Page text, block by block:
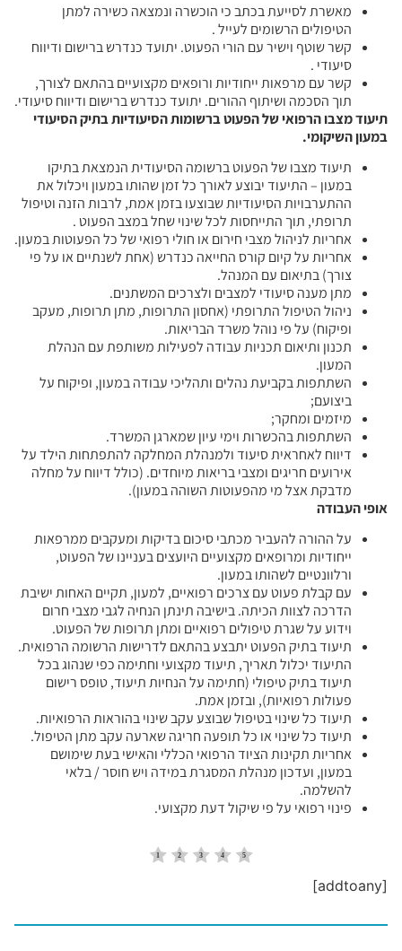
מאשרת לסייעת בכתב כי הוכשרה ונמצאה כשירה למתן
הטיפולים הרשומים לעייל .
קשר שוטף וישיר עם הורי הפעוט. יתועד כנדרש ברישום ודיווח
סיעודי .
קשר עם מרפאות ייחודיות ורופאים מקצועיים בהתאם לצורך,
תוך הסכמה ושיתוף ההורים. יתועד כנדרש ברישום ודיווח סיעודי.
תיעוד מצבו הרפואי של הפעוט ברשומות הסיעודיות בתיק הסיעודי
במעון השיקומי.
תיעוד מצבו של הפעוט ברשומה הסיעודית הנמצאת בתיקו
במעון – התיעוד יבוצע לאורך כל זמן שהותו במעון ויכלול את
ההתערבויות הסיעודיות שבוצעו בזמן אמת, לרבות הזנה וטיפול
תרופתי, תוך התייחסות לכל שינוי שחל במצב הפעוט .
אחריות לניהול מצבי חירום או חולי רפואי של כל הפעוטות במעון.
אחריות על קיום קורס החייאה כנדרש (אחת לשנתיים או על פי
צורך) בתיאום עם המנהל.
מתן מענה סיעודי למצבים ולצרכים המשתנים.
ניהול הטיפול התרופתי (אחסון התרופות, מתן תרופות, מעקב
ופיקוח) על פי נוהל משרד הבריאות.
תכנון ותיאום תכניות עבודה לפעילות משותפת עם הנהלת
המעון.
השתתפות בקביעת נהלים ותהליכי עבודה במעון, ופיקוח על
ביצועם;
מיזמים ומחקר;
השתתפות בהכשרות וימי עיון שמארגן המשרד.
דיווח לאחראית סיעוד ולמנהלת המחלקה להתפתחות הילד על
אירועים חריגים ומצבי בריאות מיוחדים. (כולל דיווח על מחלה
מדבקת אצל מי מהפעוטות השוהה במעון).
אופי העבודה
על ההורה להעביר מכתבי סיכום בדיקות ומעקבים ממרפאות
ייחודיות ומרופאים מקצועיים היועצים בעניינו של הפעוט,
ורלוונטיים לשהותו במעון.
עם קבלת פעוט עם צרכים רפואיים, למעון, תקיים האחות ישיבת
הדרכה לצוות הכיתה. בישיבה תינתן הנחיה לגבי מצבי חרום
וידוע על שגרת טיפולים רפואיים ומתן תרופות של הפעוט.
תיעוד בתיק הפעוט יתבצע בהתאם לדרישות הרשומה הרפואית.
התיעוד יכלול תאריך, תיעוד מקצועי וחתימה כפי שנהוג בכל
תיעוד בתיק טיפולי (חתימה על הנחיות תיעוד, טופס רישום
פעולות רפואיות), ובזמן אמת.
תיעוד כל שינוי בטיפול שבוצע עקב שינוי בהוראות הרפואיות.
תיעוד כל שינוי או כל תופעה חריגה שארעה עקב מתן הטיפול.
אחריות תקינות הציוד הרפואי הכללי והאישי בעת שימושם
במעון, ועדכון מנהלת המסגרת במידה ויש חוסר / בלאי
להשלמה.
פינוי רפואי על פי שיקול דעת מקצועי.
[addtoany]